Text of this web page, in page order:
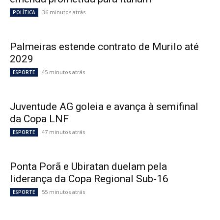
POLÍTICA 36 minutos atrás
Palmeiras estende contrato de Murilo até
2029
ESPORTE 45 minutos atrás
Juventude AG goleia e avança à semifinal
da Copa LNF
ESPORTE 47 minutos atrás
Ponta Porã e Ubiratan duelam pela
liderança da Copa Regional Sub-16
ESPORTE 55 minutos atrás